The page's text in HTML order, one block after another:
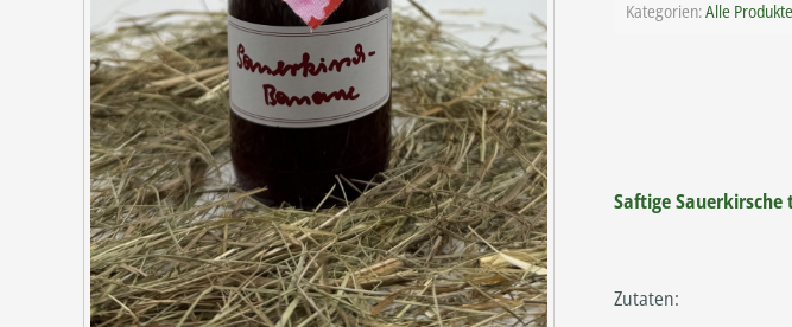
Kategorien:Alle Produkte
Saftige
Zutaten: